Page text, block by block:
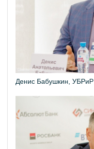
Денис Бабушкин, УБРиР